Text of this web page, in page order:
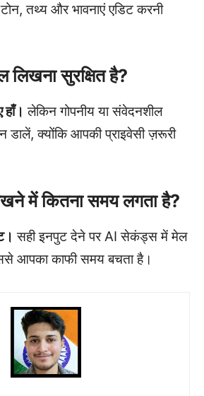
तथ्य और भावनाएं एडिट करनी
सुरक्षित है?
हाँ। लेकिन गोपनीय या संवेदनशील
डालें, क्योंकि आपकी प्राइवेसी ज़रूरी
में कितना समय लगता है?
सही इनपुट देने पर AI सेकंड्स में मेल
आपका काफी समय बचता है।